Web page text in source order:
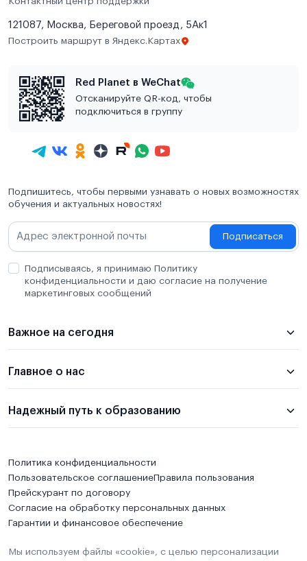
121087, Москва, Береговой проезд, 5Ак1
Построить маршрут в Яндекс.Картах
Red Planet в WeChat
Отсканируйте QR-код, чтобы
подключиться в группу
Подпишитесь, чтобы первыми узнавать о новых возможностях
обучения и актуальных новостях!
Подписаться
Подписываясь, я принимаю Политику
конфиденциальности и даю согласие на получение
маркетинговых сообщений
Важное на сегодня
Главное о нас
Надежный путь к образованию
Политика конфиденциальности
Пользовательское соглашениеПравила пользования
Прейскурант по договору
Согласие на обработку персональных данных
Гарантии и финансовое обеспечение
Мы используем файлы «cookie», с целью персонализации